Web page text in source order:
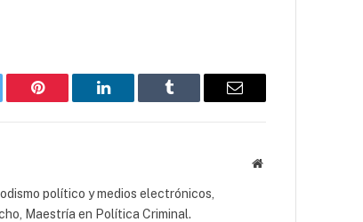
Pinterest LinkedIn Tumblr Email
Website
político y medios electrónicos,
Maestría en Política Criminal.